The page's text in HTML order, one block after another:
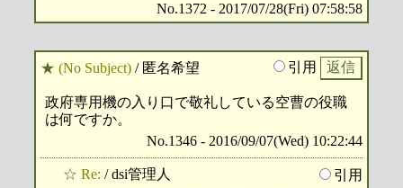
No.1372 - 2017/07/28(Fri) 07:58:58
★ (No Subject) / 匿名希望 引用
政府専用機の入り口で敬礼している空曹の役職
は何ですか。
No.1346 - 2016/09/07(Wed) 10:22:44
☆ Re: / dsi管理人
引用